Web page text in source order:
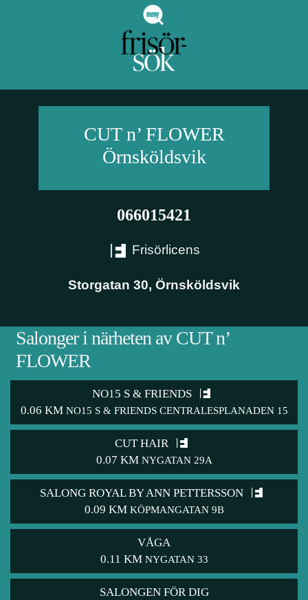
CUT n’ FLOWER
Örnsköldsvik
066015421
Frisörlicens
Storgatan 30, Örnsköldsvik
Salonger i närheten av CUT n’
FLOWER
NO15 S & FRIENDS
0.06 KM NO15 S & FRIENDS CENTRALESPLANADEN 15
CUT HAIR
0.07 KM NYGATAN 29A
SALONG ROYAL BY ANN PETTERSSON
0.09 KM KÖPMANGATAN 9B
VÅGA
0.11 KM NYGATAN 33
SALONGEN FÖR DIG